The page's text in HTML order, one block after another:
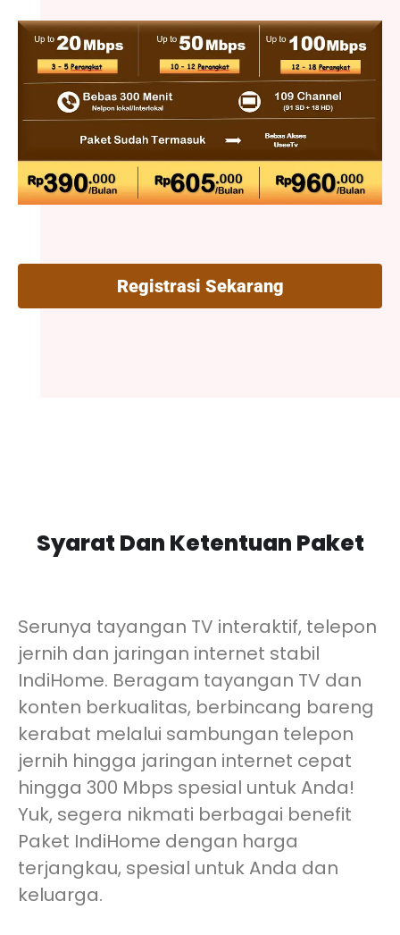
Registrasi Sekarang
Syarat Dan Ketentuan Paket
Serunya tayangan TV interaktif, telepon
jernih dan jaringan internet stabil
IndiHome. Beragam tayangan TV dan
konten berkualitas, berbincang bareng
kerabat melalui sambungan telepon
jernih hingga jaringan internet cepat
hingga 300 Mbps spesial untuk Anda!
Yuk, segera nikmati berbagai benefit
Paket IndiHome dengan harga
terjangkau, spesial untuk Anda dan
keluarga.